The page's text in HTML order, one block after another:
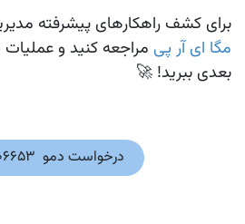
برای کشف راهکارهای پیشرفته
مگا ای آر پی مراجعه کنید و
بعدی ببرید! 🚀
درخواست دمو 02191006653